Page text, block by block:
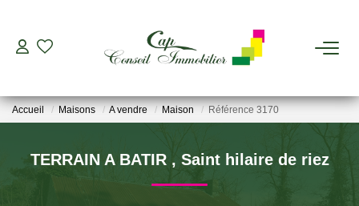
Accueil Maisons A vendre Maison Référence 3170
TERRAIN A BATIR , Saint hilaire de riez